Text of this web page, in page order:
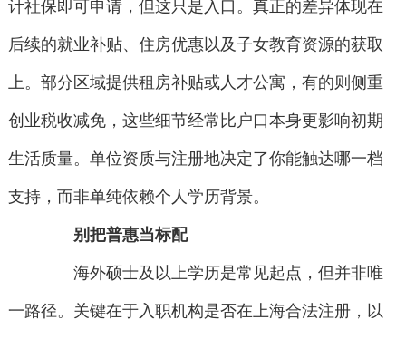
计社保即可申请，但这只是入口。真正的差异体现在
后续的就业补贴、住房优惠以及子女教育资源的获取
上。部分区域提供租房补贴或人才公寓，有的则侧重
创业税收减免，这些细节经常比户口本身更影响初期
生活质量。单位资质与注册地决定了你能触达哪一档
支持，而非单纯依赖个人学历背景。
别把普惠当标配
海外硕士及以上学历是常见起点，但并非唯
一路径。关键在于入职机构是否在上海合法注册，以